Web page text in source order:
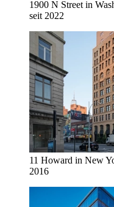
1900 N Street in
seit 2022
11 Howard in New
2016